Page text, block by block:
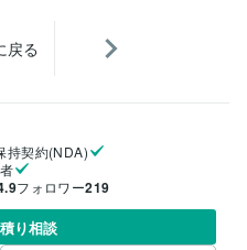
戻る
持契約(NDA)
フォロワー219
り相談